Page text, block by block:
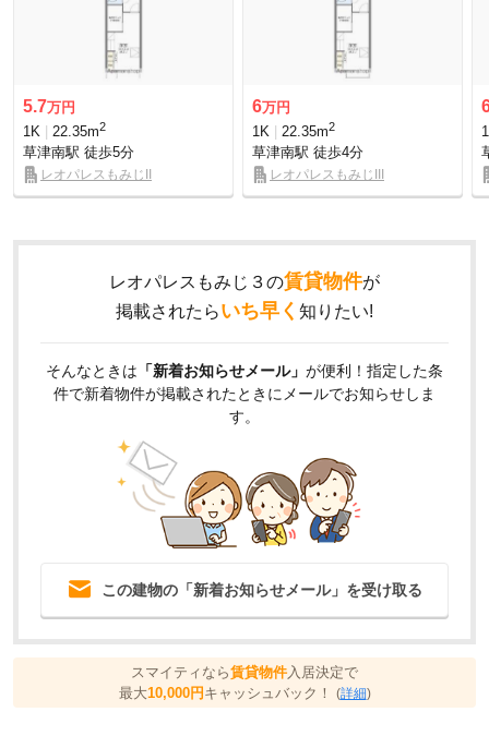
5.7万円
1K
22.35m2
草津南駅 徒歩5分
レオパレスもみじII
6万円
1K
22.35m2
草津南駅 徒歩4分
レオパレスもみじIII
レオパレスもみじ３の賃貸物件が
掲載されたらいち早く 知りたい!
そんなときは 「新着お知らせメール」 が便利！指定した条
件で新着物件が掲載されたときにメールでお知らせしま
す。
この建物の「新着お知らせメール」を受け取る
スマイティなら賃貸物件 入居決定で
最大10,000円キャッシュバック！ (詳細)